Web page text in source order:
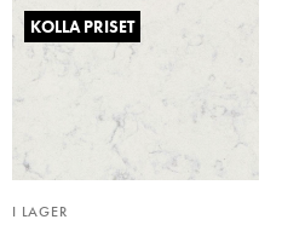
KOLLA PRISET
I LAGER